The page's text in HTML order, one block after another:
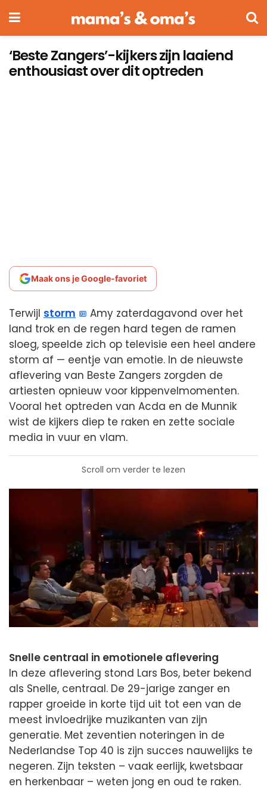
‘Beste Zangers’-kijkers zijn laaiend
enthousiast over dit optreden
Maak ons je Google-favoriet
Terwijl storm
Amy zaterdagavond over het
land trok en de regen hard tegen de ramen
sloeg, speelde zich op televisie een heel andere
storm af — eentje van emotie. In de nieuwste
aflevering van Beste Zangers zorgden de
artiesten opnieuw voor kippenvelmomenten.
Vooral het optreden van Acda en de Munnik
wist de kijkers diep te raken en zette sociale
media in vuur en vlam.
Scroll om verder te lezen
Snelle centraal in emotionele aflevering
In deze aflevering stond Lars Bos, beter bekend
als Snelle, centraal. De 29-jarige zanger en
rapper groeide in korte tijd uit tot een van de
meest invloedrijke muzikanten van zijn
generatie. Met zeventien noteringen in de
Nederlandse Top 40 is zijn succes nauwelijks te
negeren. Zijn teksten – vaak eerlijk, kwetsbaar
en herkenbaar – weten jong en oud te raken.